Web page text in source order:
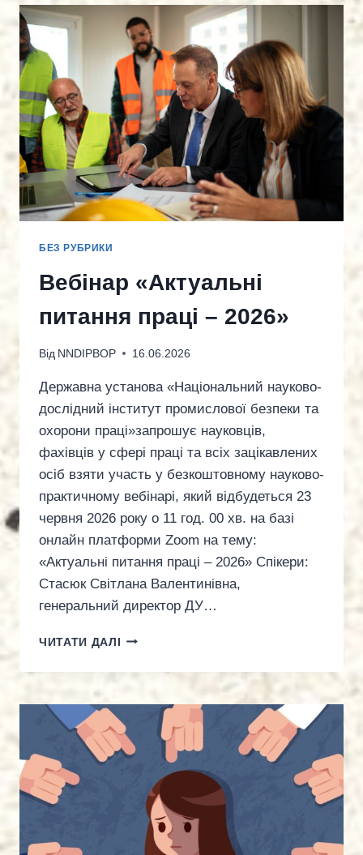
СФЕРІ
ПРАЦІ:
ТЕОРІЯ
ТА
ПРАКТИКА»
БЕЗ РУБРИКИ
Вебінар «Актуальні
питання праці – 2026»
Від NNDIPBOP 16.06.2026
Державна установа «Національний науково-
дослідний інститут промислової безпеки та
охорони праці»запрошує науковців,
фахівців у сфері праці та всіх зацікавлених
осіб взяти участь у безкоштовному науково-
практичному вебінарі, який відбудеться 23
червня 2026 року о 11 год. 00 хв. на базі
онлайн платформи Zoom на тему:
«Актуальні питання праці – 2026» Спікери:
Стасюк Світлана Валентинівна,
генеральний директор ДУ…
ЧИТАТИ ДАЛІ ВЕБІНАР
ПИТАННЯ
–
2026»